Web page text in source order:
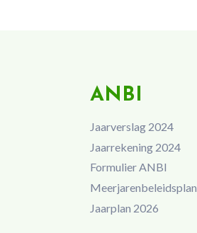
ANBI
Jaarverslag 2024
Jaarrekening 2024
Formulier ANBI
Meerjarenbeleidsplan
Jaarplan 2026